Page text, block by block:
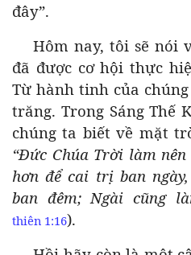
đây”.
Hôm nay, tôi sẽ nói
đã được cơ hội thực
Từ hành tinh của
trăng. Trong Sáng Thế
chúng ta biết về mặt
“Đức Chúa Trời làm
hơn để cai trị ban
ban đêm; Ngài cũng
thiên 1:16).